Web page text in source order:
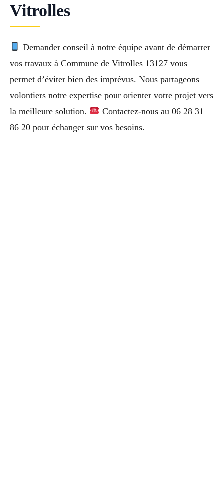
Vitrolles
Demander conseil à notre équipe avant de démarrer
vos travaux à Commune de Vitrolles 13127 vous
permet d’éviter bien des imprévus. Nous partageons
volontiers notre expertise pour orienter votre projet vers
la meilleure solution.
Contactez-nous au 06 28 31
86 20 pour échanger sur vos besoins.